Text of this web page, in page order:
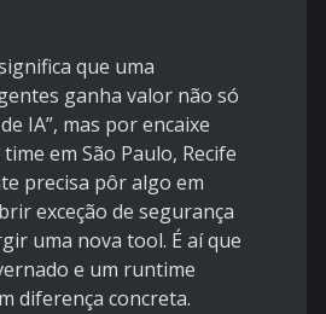
que uma
ganha valor não só
IA”, mas por encaixe
em São Paulo, Recife
precisa pôr algo em
exceção de segurança
uma nova tool. É aí que
e um runtime
diferença concreta.